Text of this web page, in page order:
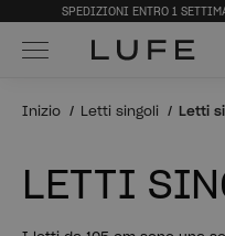
SPEDIZIONI ENTRO 1
Inizio Letti singoli Letti
LETTI